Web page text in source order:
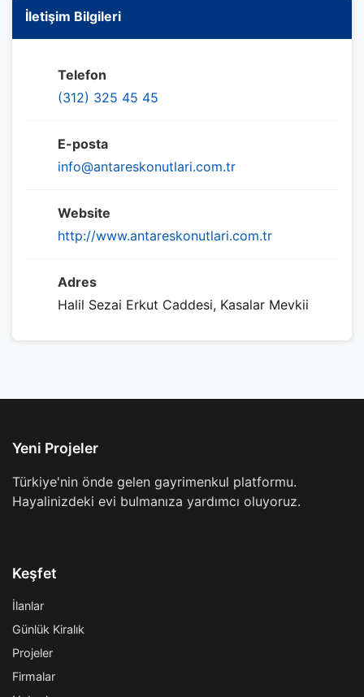
İletişim Bilgileri
Telefon
(312) 325 45 45
E-posta
info@antareskonutlari.com.tr
Website
http://www.antareskonutlari.com.tr
Adres
Halil Sezai Erkut Caddesi, Kasalar Mevkii
Yeni Projeler
Türkiye'nin önde gelen gayrimenkul platformu.
Hayalinizdeki evi bulmanıza yardımcı oluyoruz.
Keşfet
İlanlar
Günlük Kiralık
Projeler
Firmalar